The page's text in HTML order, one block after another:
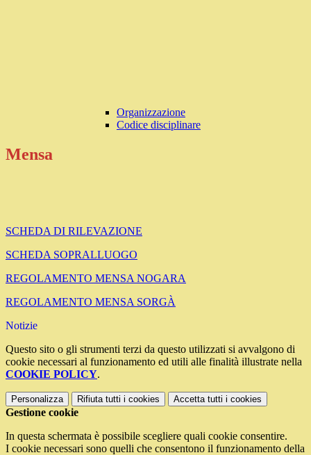
Organizzazione
Codice disciplinare
Mensa
SCHEDA DI RILEVAZIONE
SCHEDA SOPRALLUOGO
REGOLAMENTO MENSA NOGARA
REGOLAMENTO MENSA SORGÀ
Notizie
Questo sito o gli strumenti terzi da questo utilizzati si avvalgono di
cookie necessari al funzionamento ed utili alle finalità illustrate nella
COOKIE POLICY.
Personalizza Rifiuta tutti i cookies Accetta tutti i cookies
Gestione cookie
In questa schermata è possibile scegliere quali cookie consentire.
I cookie necessari sono quelli che consentono il funzionamento della